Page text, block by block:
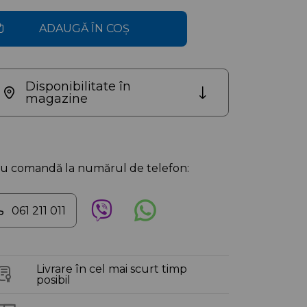
ADAUGĂ ÎN COȘ
Disponibilitate în
magazine
comandă la numărul de telefon:
061 211 011
Livrare în cel mai scurt timp
posibil